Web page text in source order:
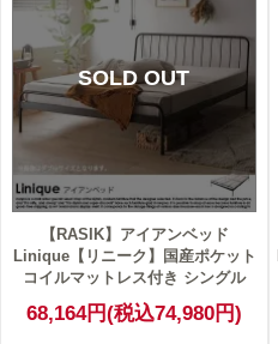
SOLD OUT
【RASIK】アイアンベッド
Linique【リニーク】国産ポケット
コイルマットレス付き シングル
68,164円(税込74,980円)